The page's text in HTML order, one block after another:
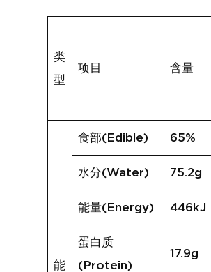
类
型
项目 含量
能
食部(Edible) 65%
水分(Water) 75.2g
能量(Energy) 446kJ
蛋白质
(Protein)
17.9g